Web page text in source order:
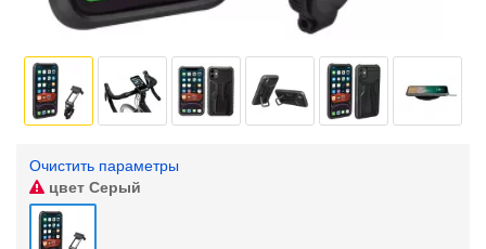
Очистить параметры
цвет Серый